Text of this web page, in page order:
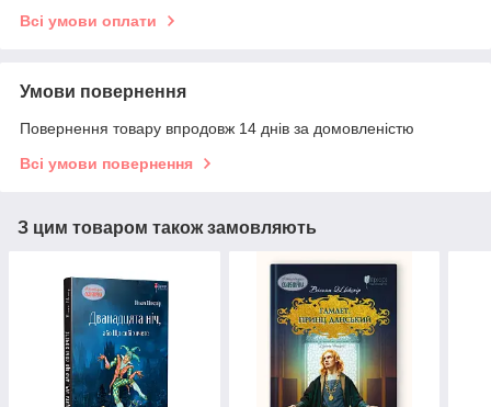
Всі умови оплати
Умови повернення
Повернення товару впродовж 14 днів за домовленістю
Всі умови повернення
З цим товаром також замовляють